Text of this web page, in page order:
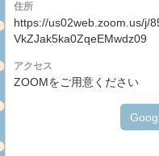
住所
https://us02web.zoom.us/j/
VkZJak5ka0ZqeEMwdz09
アクセス
ZOOMをご用意ください